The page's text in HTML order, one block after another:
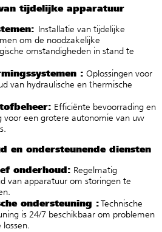
tijdelijke apparatuur
Installatie van tijdelijke
om de noodzakelijke
omstandigheden in stand te
: Oplossingen voor
van hydraulische en thermische
Efficiënte bevoorrading en
voor een grotere autonomie van uw
en ondersteunende diensten
onderhoud: Regelmatig
van apparatuur om storingen te
ondersteuning :Technische
is 24/7 beschikbaar om problemen
lossen.